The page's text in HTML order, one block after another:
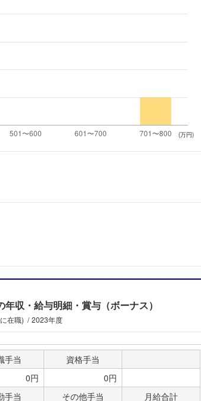
(万円)
年収・給与明細・賞与（ボーナス）
在職) 2023年度
手当
資格手当
0円
0円
手当 その他手当
月給合計